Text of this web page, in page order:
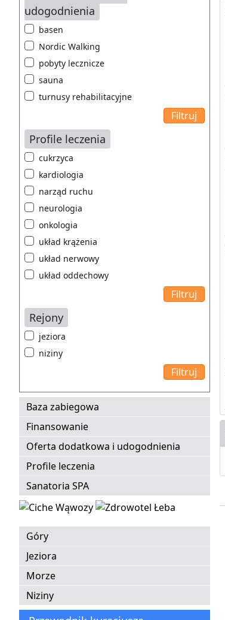
udogodnienia
basen
Nordic Walking
pobyty lecznicze
sauna
turnusy rehabilitacyjne
Profile leczenia
cukrzyca
kardiologia
narząd ruchu
neurologia
onkologia
układ krążenia
układ nerwowy
układ oddechowy
Rejony
jeziora
niziny
Baza zabiegowa
Finansowanie
Oferta dodatkowa i udogodnienia
Profile leczenia
Sanatoria SPA
Góry
Jeziora
Morze
Niziny